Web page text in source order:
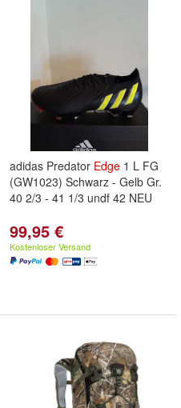
adidas Predator Edge 1 L FG
(GW1023) Schwarz - Gelb Gr.
40 2/3 - 41 1/3 undf 42 NEU
99,95 €
Kostenloser Versand